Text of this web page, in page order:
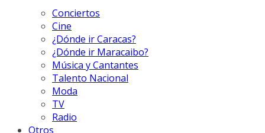
Conciertos
Cine
¿Dónde ir Caracas?
¿Dónde ir Maracaibo?
Música y Cantantes
Talento Nacional
Moda
TV
Radio
Otros